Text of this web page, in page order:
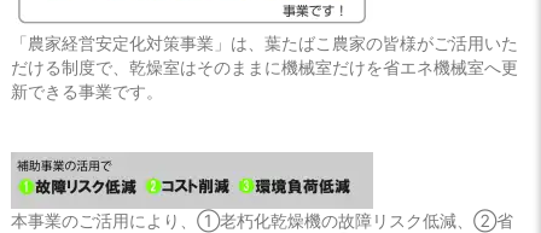
「農家経営安定化対策事業」は、葉たばこ農家の皆様がご活用いた
だける制度で、乾燥室はそのままに機械室だけを省エネ機械室へ更
新できる事業です。
本事業のご活用により、①老朽化乾燥機の故障リスク低減、②省